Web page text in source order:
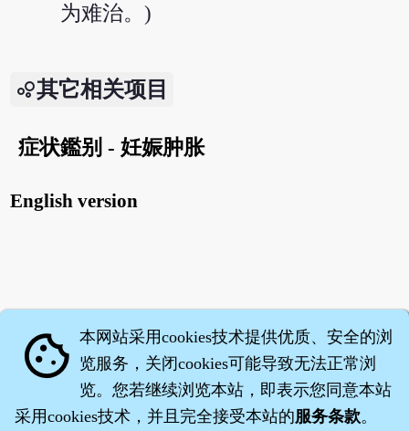
为难治。)
其它相关项目
症状鑑别 - 妊娠肿胀
English version
cookie 本网站采用cookies技术提供优质、安全的浏
览服务，关闭cookies可能导致无法正常浏
览。您若继续浏览本站，即表示您同意本站
采用cookies技术，并且完全接受本站的服务条款。